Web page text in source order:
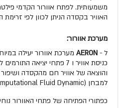
משמעותית. לפתח אוורור הקדמי
האוויר בקסדה הניתן לכוון לפי זרימת
מערכת אוורור:
ל - AERON
כניסת אוויר ו 7 פתחי יציאה
והוצאה של אוויר חם מהקסדה ושיפור
למבחן (CFD" (Computational Fluid Dynamic"
כפתורי הפתיחה של פתחי האוורור